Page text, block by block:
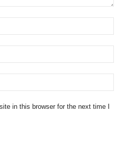
in this browser for the next time I